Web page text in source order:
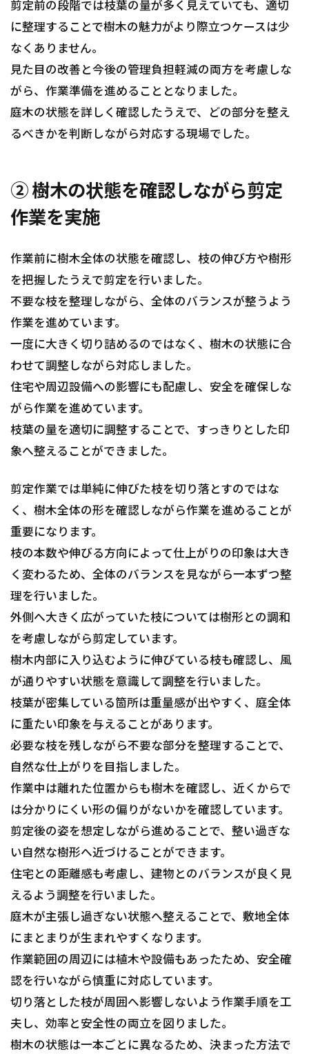
剪定前の段階では枝葉の量が多く見えていても、適切
に整理することで樹木の魅力がより際立つケースは少
なくありません。
見た目の改善と今後の管理負担軽減の両方を考慮しな
がら、作業準備を進めることとなりました。
庭木の状態を詳しく確認したうえで、どの部分を整え
るべきかを判断しながら対応する現場でした。
② 樹木の状態を確認しながら剪定
作業を実施
作業前に樹木全体の状態を確認し、枝の伸び方や樹形
を把握したうえで剪定を行いました。
不要な枝を整理しながら、全体のバランスが整うよう
作業を進めています。
一度に大きく切り詰めるのではなく、樹木の状態に合
わせて調整しながら対応しました。
住宅や周辺設備への影響にも配慮し、安全を確保しな
がら作業を進めています。
枝葉の量を適切に調整することで、すっきりとした印
象へ整えることができました。
剪定作業では単純に伸びた枝を切り落とすのではな
く、樹木全体の形を確認しながら作業を進めることが
重要になります。
枝の本数や伸びる方向によって仕上がりの印象は大き
く変わるため、全体のバランスを見ながら一本ずつ整
理を行いました。
外側へ大きく広がっていた枝については樹形との調和
を考慮しながら剪定しています。
樹木内部に入り込むように伸びている枝も確認し、風
が通りやすい状態を意識して調整を行いました。
枝葉が密集している箇所は重量感が出やすく、庭全体
に重たい印象を与えることがあります。
必要な枝を残しながら不要な部分を整理することで、
自然な仕上がりを目指しました。
作業中は離れた位置からも樹木を確認し、近くからで
は分かりにくい形の偏りがないかを確認しています。
剪定後の姿を想定しながら進めることで、整い過ぎな
い自然な樹形へ近づけることができます。
住宅との距離感も考慮し、建物とのバランスが良く見
えるよう調整を行いました。
庭木が主張し過ぎない状態へ整えることで、敷地全体
にまとまりが生まれやすくなります。
作業範囲の周辺には植木や設備もあったため、安全確
認を行いながら慎重に対応しています。
切り落とした枝が周囲へ影響しないよう作業手順を工
夫し、効率と安全性の両立を図りました。
樹木の状態は一本ごとに異なるため、決まった方法で